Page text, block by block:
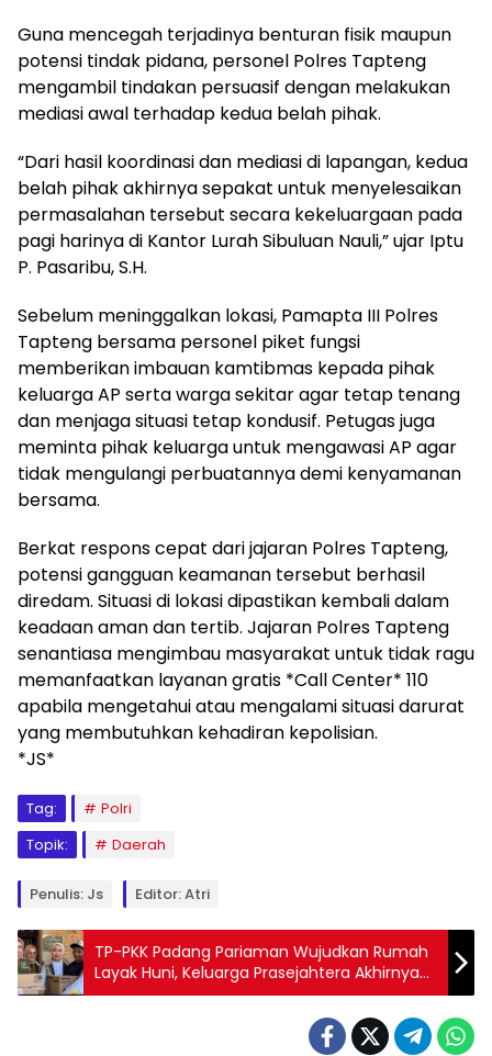
Guna mencegah terjadinya benturan fisik maupun
potensi tindak pidana, personel Polres Tapteng
mengambil tindakan persuasif dengan melakukan
mediasi awal terhadap kedua belah pihak.
“Dari hasil koordinasi dan mediasi di lapangan, kedua
belah pihak akhirnya sepakat untuk menyelesaikan
permasalahan tersebut secara kekeluargaan pada
pagi harinya di Kantor Lurah Sibuluan Nauli,” ujar Iptu
P. Pasaribu, S.H.
Sebelum meninggalkan lokasi, Pamapta III Polres
Tapteng bersama personel piket fungsi
memberikan imbauan kamtibmas kepada pihak
keluarga AP serta warga sekitar agar tetap tenang
dan menjaga situasi tetap kondusif. Petugas juga
meminta pihak keluarga untuk mengawasi AP agar
tidak mengulangi perbuatannya demi kenyamanan
bersama.
Berkat respons cepat dari jajaran Polres Tapteng,
potensi gangguan keamanan tersebut berhasil
diredam. Situasi di lokasi dipastikan kembali dalam
keadaan aman dan tertib. Jajaran Polres Tapteng
senantiasa mengimbau masyarakat untuk tidak ragu
memanfaatkan layanan gratis *Call Center* 110
apabila mengetahui atau mengalami situasi darurat
yang membutuhkan kehadiran kepolisian.
*JS*
Tag:
Polri
Topik:
Daerah
Penulis: Js Editor: Atri
TP-PKK Padang Pariaman Wujudkan Rumah
Layak Huni, Keluarga Prasejahtera Akhirnya
Miliki Hunian Permanen